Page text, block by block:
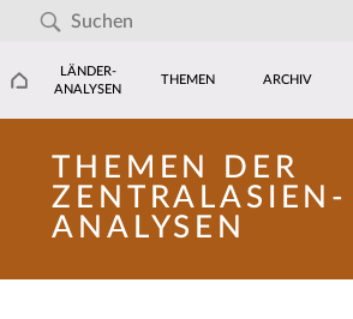
LÄNDER-
ANALYSEN
THEMEN ARCHIV
THEMEN DER
ZENTRALASIEN-
ANALYSEN